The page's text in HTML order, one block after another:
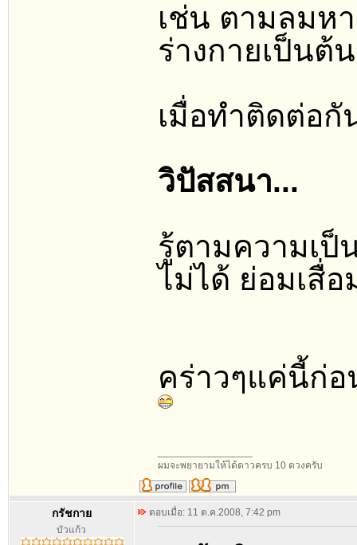
เช่น ตามลมห
ร่างกายเป็นต้น
เมื่อทำติดต่อกั
วิปัสสนา...
รู้ตามความเป็
ไม่ได้ ย่อมเสื่
คร่าวๆแค่นี้ก่อ
ผมจะพยายามให้ได้ดาวครบ 10 ดวงครับ
กรัชกาย
บัวแก้ว
ตอบเมื่อ: 11 ต.ค.2008, 7:42 pm